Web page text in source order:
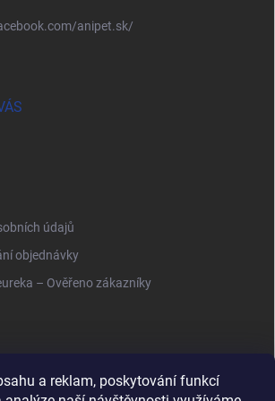
a reklam, poskytování funkcí
anipet.sk/
údajů
objednávky
– Ověřeno zákazníky